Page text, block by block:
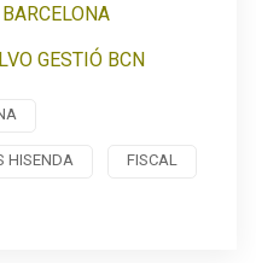
GESTIÓ BCN
HISENDA FISCAL